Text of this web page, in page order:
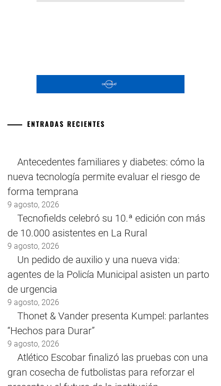
ENTRADAS RECIENTES
Antecedentes familiares y diabetes: cómo la
nueva tecnología permite evaluar el riesgo de
forma temprana
9 agosto, 2026
Tecnofields celebró su 10.ª edición con más
de 10.000 asistentes en La Rural
9 agosto, 2026
Un pedido de auxilio y una nueva vida:
agentes de la Policía Municipal asisten un parto
de urgencia
9 agosto, 2026
Thonet & Vander presenta Kumpel: parlantes
“Hechos para Durar”
9 agosto, 2026
Atlético Escobar finalizó las pruebas con una
gran cosecha de futbolistas para reforzar el